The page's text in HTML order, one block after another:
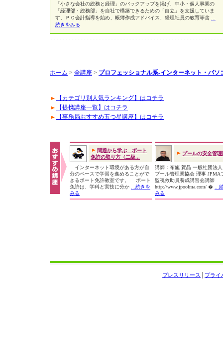
「小さな会社の総務と経理」のバックアップを掲げ、中小・個人事業の
「経理部・総務部」を自社で構築できるための「自立」を支援していま
す。ＰＣ会計指導を始め、帳簿作成アドバイス、経理社員の教育等含
続きをみる
ホーム > 全講座 > プロフェッショナル系-インターネット・パソ
【カテゴリ別人気ランキング】はコチラ
【提携講座一覧】はコチラ
【事務局おすすめ五つ星講座】はコチラ
問題から学ぶ ボート
免許の取り方（二級...
インターネット環境がある方が自
分のペースで学習を進めることがで
きるボート免許教室です。 ボート
免許は、学科と実技に分か
...続きを
みる
プールの安全管理
講師：布施 賀晶 一般社団法
プール管理業協会 理事 JPMA
監視救助員養成講習会講師
http://www.jpoolma.com/ �
...
みる
プライ
プレスリリース